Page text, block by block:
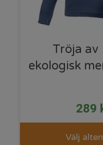
Tröja av
ekologisk
289
Välj